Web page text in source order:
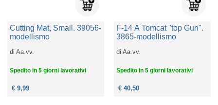
Cutting Mat, Small. 39056-
modellismo
diAa.vv.
Spedito in 5 giorni lavorativi
€ 9,99
F-14 A Tomcat "top Gun".
3865-modellismo
diAa.vv.
Spedito in 5 giorni lavorativi
€ 40,50